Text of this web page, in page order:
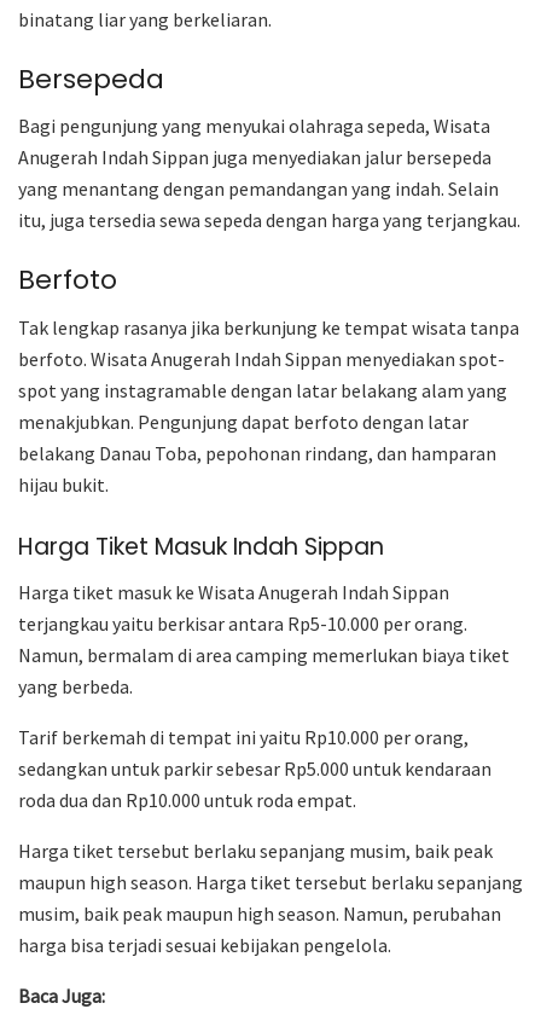
binatang liar yang berkeliaran.
Bersepeda
Bagi pengunjung yang menyukai olahraga sepeda, Wisata
Anugerah Indah Sippan juga menyediakan jalur bersepeda
yang menantang dengan pemandangan yang indah. Selain
itu, juga tersedia sewa sepeda dengan harga yang terjangkau.
Berfoto
Tak lengkap rasanya jika berkunjung ke tempat wisata tanpa
berfoto. Wisata Anugerah Indah Sippan menyediakan spot-
spot yang instagramable dengan latar belakang alam yang
menakjubkan. Pengunjung dapat berfoto dengan latar
belakang Danau Toba, pepohonan rindang, dan hamparan
hijau bukit.
Harga Tiket Masuk Indah Sippan
Harga tiket masuk ke Wisata Anugerah Indah Sippan
terjangkau yaitu berkisar antara Rp5-10.000 per orang.
Namun, bermalam di area camping memerlukan biaya tiket
yang berbeda.
Tarif berkemah di tempat ini yaitu Rp10.000 per orang,
sedangkan untuk parkir sebesar Rp5.000 untuk kendaraan
roda dua dan Rp10.000 untuk roda empat.
Harga tiket tersebut berlaku sepanjang musim, baik peak
maupun high season. Harga tiket tersebut berlaku sepanjang
musim, baik peak maupun high season. Namun, perubahan
harga bisa terjadi sesuai kebijakan pengelola.
Baca Juga: